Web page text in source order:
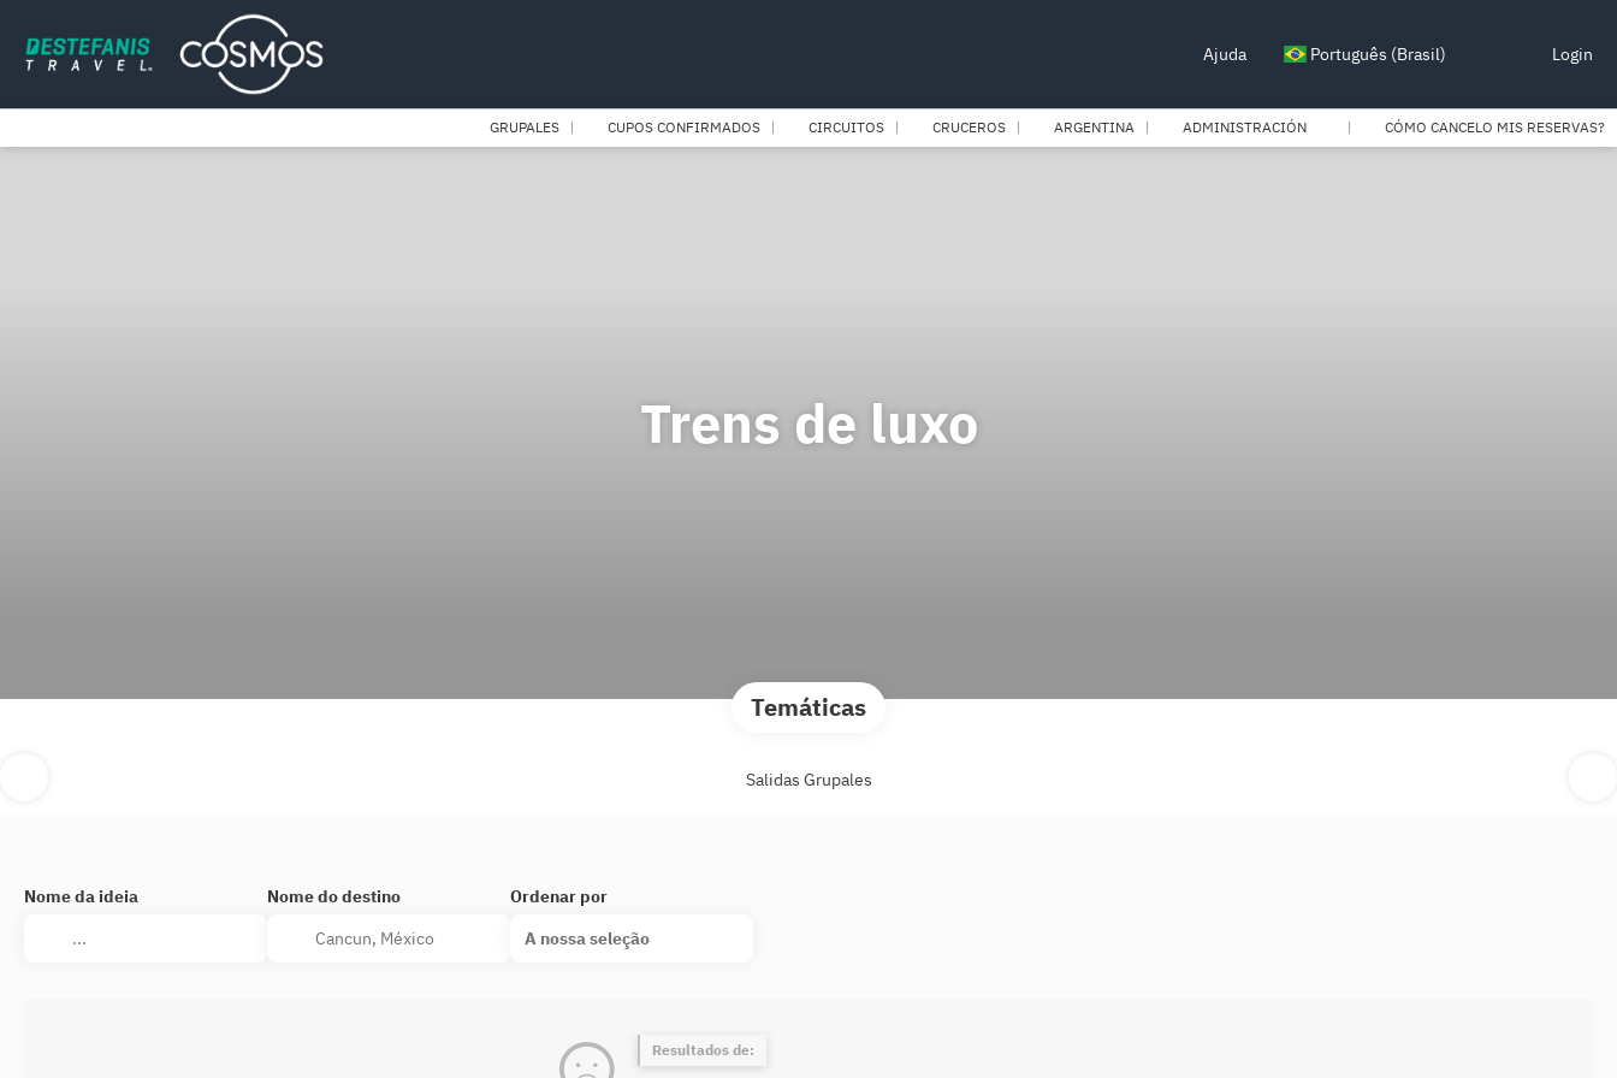
Ajuda Português (Brasil) Login
GRUPALES CUPOS CONFIRMADOS CIRCUITOS CRUCEROS ARGENTINA ADMINISTRACIÓN CÓMO CANCELO MIS RESERVAS?
Trens de luxo
Temáticas
Salidas Grupales
Nome da ideia Nome do destino
Ordenar por
A nossa seleção
Resultados de: